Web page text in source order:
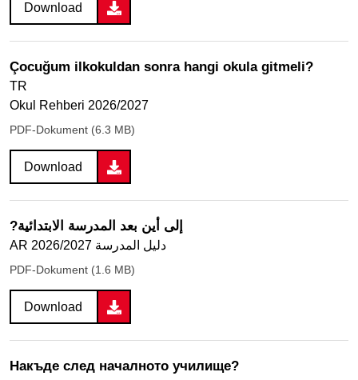
Download
Çocuğum ilkokuldan sonra hangi okula gitmeli?
TR
Okul Rehberi 2026/2027
PDF-Dokument (6.3 MB)
Download
?إلى أين بعد المدرسة الابتدائية
AR دليل المدرسة 2026/2027
PDF-Dokument (1.6 MB)
Download
Накъде след началното училище?